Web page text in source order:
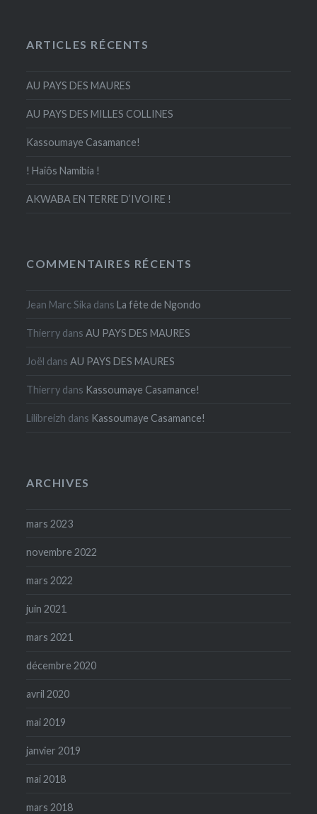
ARTICLES RÉCENTS
AU PAYS DES MAURES
AU PAYS DES MILLES COLLINES
Kassoumaye Casamance!
! Haiôs Namibia !
AKWABA EN TERRE D’IVOIRE !
COMMENTAIRES RÉCENTS
Jean Marc Sika dansLa fête de Ngondo
Thierry dansAU PAYS DES MAURES
Joël dansAU PAYS DES MAURES
Thierry dans Kassoumaye Casamance!
Lilibreizh dans Kassoumaye Casamance!
ARCHIVES
mars 2023
novembre 2022
mars 2022
juin 2021
mars 2021
décembre 2020
avril 2020
mai 2019
janvier 2019
mai 2018
mars 2018